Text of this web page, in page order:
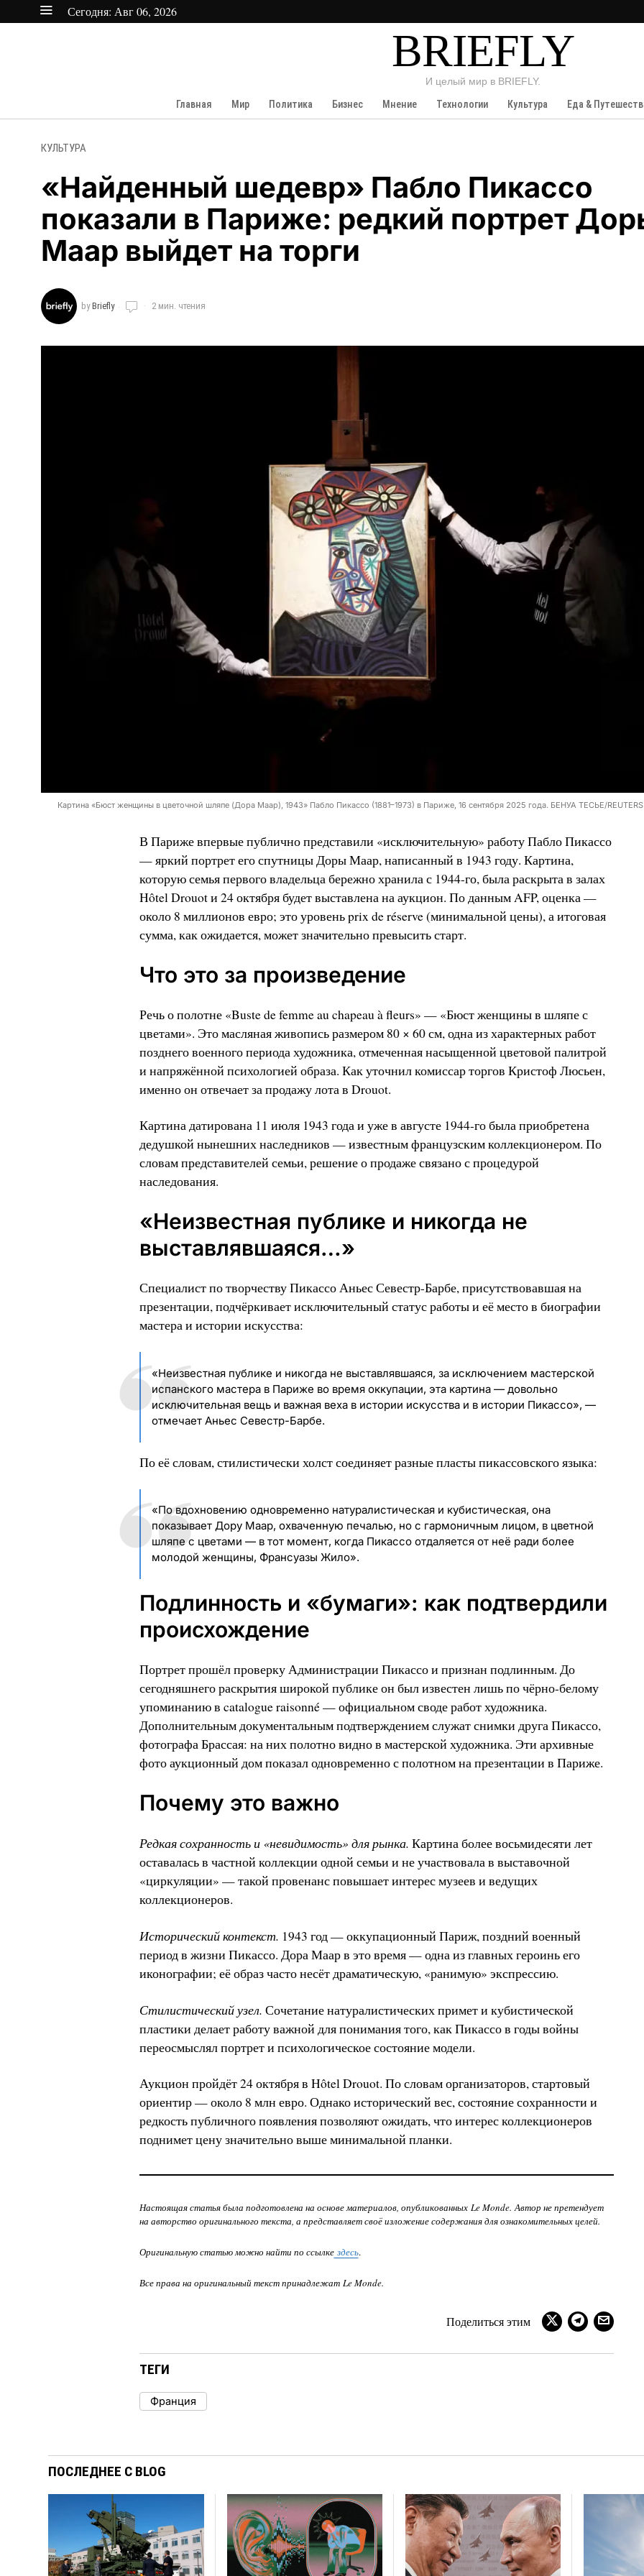
Сегодня: Авг 06, 2026
BRIEFLY
И целый мир в BRIEFLY.
Главная
Мир Политика Бизнес Мнение Технологии Культура Еда &
КУЛЬТУРА
«Найденный шедевр» Пабло Пикассо
показали в Париже: редкий портрет
Маар выйдет на торги
byBriefly 2 мин. чтения
Картина «Бюст женщины в цветочной шляпе (Дора Маар), 1943» Пабло Пикассо (1881–1973) в Париже, 16 сентября 2025 года. БЕНУА ТЕСЬЕ/
В Париже впервые публично представили «исключительную» работу Пабло Пикассо
— яркий портрет его спутницы Доры Маар, написанный в 1943 году. Картина,
которую семья первого владельца бережно хранила с 1944-го, была раскрыта в залах
Hôtel Drouot и 24 октября будет выставлена на аукцион. По данным AFP, оценка —
около 8 миллионов евро; это уровень prix de réserve (минимальной цены), а итоговая
сумма, как ожидается, может значительно превысить старт.
Что это за произведение
Речь о полотне «Buste de femme au chapeau à fleurs» — «Бюст женщины в шляпе с
цветами». Это масляная живопись размером 80 × 60 см, одна из характерных работ
позднего военного периода художника, отмеченная насыщенной цветовой палитрой
и напряжённой психологией образа. Как уточнил комиссар торгов Кристоф Люсьен,
именно он отвечает за продажу лота в Drouot.
Картина датирована 11 июля 1943 года и уже в августе 1944-го была приобретена
дедушкой нынешних наследников — известным французским коллекционером. По
словам представителей семьи, решение о продаже связано с процедурой
наследования.
«Неизвестная публике и никогда не
выставлявшаяся…»
Специалист по творчеству Пикассо Аньес Севестр-Барбе, присутствовавшая на
презентации, подчёркивает исключительный статус работы и её место в биографии
мастера и истории искусства:
«Неизвестная публике и никогда не выставлявшаяся, за исключением мастерской
испанского мастера в Париже во время оккупации, эта картина — довольно
исключительная вещь и важная веха в истории искусства и в истории Пикассо», —
отмечает Аньес Севестр-Барбе.
По её словам, стилистически холст соединяет разные пласты пикассовского языка:
«По вдохновению одновременно натуралистическая и кубистическая, она
показывает Дору Маар, охваченную печалью, но с гармоничным лицом, в цветной
шляпе с цветами — в тот момент, когда Пикассо отдаляется от неё ради более
молодой женщины, Франсуазы Жило».
Подлинность и «бумаги»: как подтвердили
происхождение
Портрет прошёл проверку Администрации Пикассо и признан подлинным. До
сегодняшнего раскрытия широкой публике он был известен лишь по чёрно-белому
упоминанию в catalogue raisonné — официальном своде работ художника.
Дополнительным документальным подтверждением служат снимки друга Пикассо,
фотографа Брассая: на них полотно видно в мастерской художника. Эти архивные
фото аукционный дом показал одновременно с полотном на презентации в Париже.
Почему это важно
Редкая сохранность и «невидимость» для рынка. Картина более восьмидесяти лет
оставалась в частной коллекции одной семьи и не участвовала в выставочной
«циркуляции» — такой провенанс повышает интерес музеев и ведущих
коллекционеров.
Исторический контекст. 1943 год — оккупационный Париж, поздний военный
период в жизни Пикассо. Дора Маар в это время — одна из главных героинь его
иконографии; её образ часто несёт драматическую, «ранимую» экспрессию.
Стилистический узел. Сочетание натуралистических примет и кубистической
пластики делает работу важной для понимания того, как Пикассо в годы войны
переосмыслял портрет и психологическое состояние модели.
Аукцион пройдёт 24 октября в Hôtel Drouot. По словам организаторов, стартовый
ориентир — около 8 млн евро. Однако исторический вес, состояние сохранности и
редкость публичного появления позволяют ожидать, что интерес коллекционеров
поднимет цену значительно выше минимальной планки.
Настоящая статья была подготовлена на основе материалов, опубликованных Le Monde. Автор не претендует
на авторство оригинального текста, а представляет своё изложение содержания для ознакомительных целей.
Оригинальную статью можно найти по ссылкездесь.
Все права на оригинальный текст принадлежат Le Monde.
Поделиться этим
ТЕГИ
Франция
ПОСЛЕДНЕЕ С BLOG